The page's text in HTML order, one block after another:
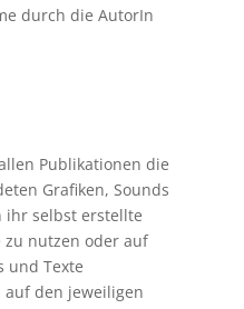
durch die AutorIn
Publikationen die
Grafiken, Sounds
ihr selbst erstellte
zu nutzen oder auf
und Texte
auf den jeweiligen